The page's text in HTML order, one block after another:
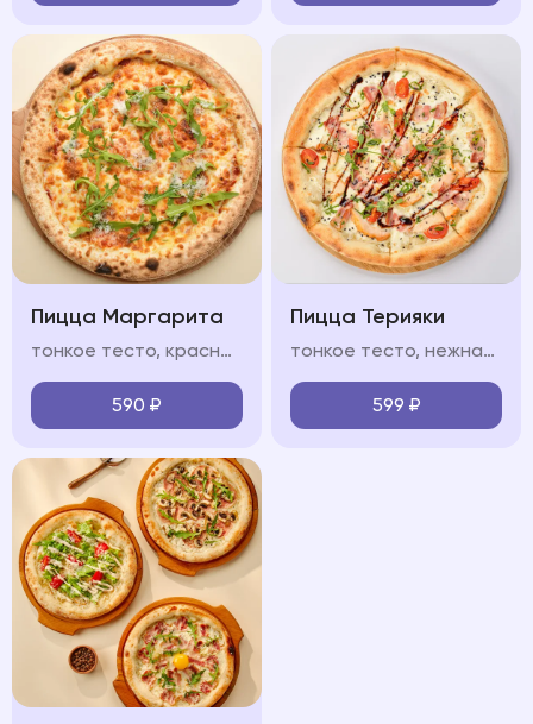
Пицца Маргарита
тонкое тесто, красный/белый соус, моцарелла, руккола, пармезан
590 ₽
Пицца Терияки
тонкое тесто, нежная курица в сладковатом соусе терияки, моцарелла, сливочный белый соус, кунжут
599 ₽